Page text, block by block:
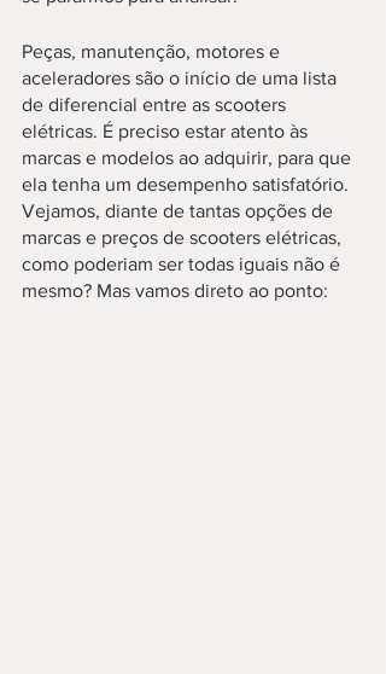
Peças, manutenção, motores e
aceleradores são o início de uma lista
de diferencial entre as scooters
elétricas. É preciso estar atento às
marcas e modelos ao adquirir, para que
ela tenha um desempenho satisfatório.
Vejamos, diante de tantas opções de
marcas e preços de scooters elétricas,
como poderiam ser todas iguais não é
mesmo? Mas vamos direto ao ponto: